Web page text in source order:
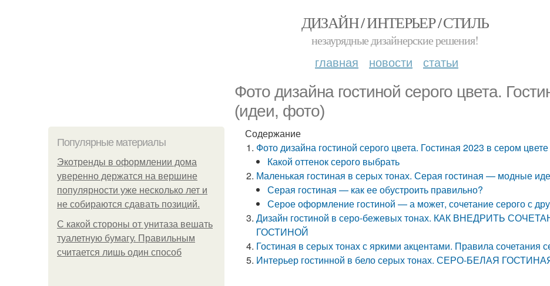
ДИЗАЙН / ИНТЕРЬЕР / СТИЛЬ
незаурядные дизайнерские решения!
главная новости статьи
Фото дизайна гостиной серого цвета.
(идеи, фото)
Популярные материалы
Экотренды в оформлении дома
уверенно держатся на вершине
популярности уже несколько лет и
не собираются сдавать позиций.
С какой стороны от унитаза вешать
туалетную бумагу. Правильным
считается лишь один способ
Содержание
Фото дизайна гостиной серого цвета. Гостиная 2023 в сером
Какой оттенок серого выбрать
Маленькая гостиная в серых тонах. Серая гостиная — модные
Серая гостиная — как ее обустроить правильно?
Серое оформление гостиной — а может, сочетание серого с
Дизайн гостиной в серо-бежевых тонах. КАК ВНЕДРИТЬ
ГОСТИНОЙ
Гостиная в серых тонах с яркими акцентами. Правила сочетания
Интерьер гостинной в бело серых тонах. СЕРО-БЕЛАЯ